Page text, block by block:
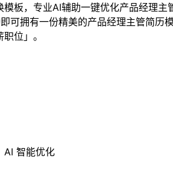
板，专业AI辅助一键优化产品经理主
可拥有一份精美的产品经理主管简历
位」。
AI 智能优化